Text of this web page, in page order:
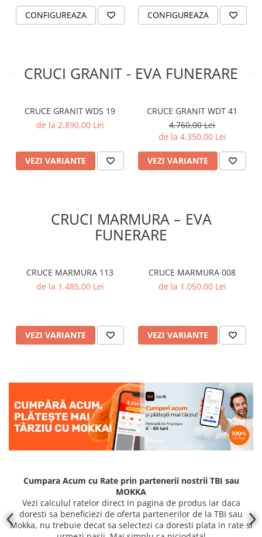
CONFIGUREAZA CONFIGUREAZA
CRUCI GRANIT - EVA FUNERARE
CRUCE GRANIT WDS 19
de la 2.890,00 Lei
VEZI VARIANTE
CRUCE GRANIT WDT 41
4.760,00 Lei
de la 4.350,00 Lei
VEZI VARIANTE
CRUCI MARMURA – EVA
FUNERARE
CRUCE MARMURA 113
de la 1.485,00 Lei
VEZI VARIANTE
CRUCE MARMURA 008
de la 1.050,00 Lei
VEZI VARIANTE
Cumpara Acum cu Rate prin partenerii nostrii TBI sau
MOKKA
Vezi calculul ratelor direct in pagina de produs iar daca
doresti sa beneficiezi de oferta partenerilor de la TBI sau
Mokka, nu trebuie decat sa selectezi ca doresti plata in rate si